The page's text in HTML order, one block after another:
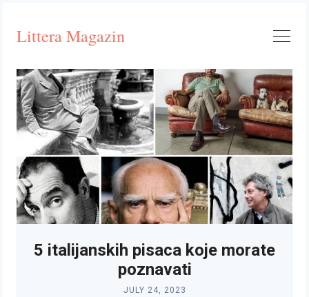
Littera Magazin
5 italijanskih pisaca koje morate
poznavati
JULY 24, 2023